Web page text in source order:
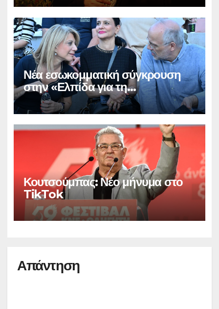
Νέα εσωκομματική σύγκρουση
στην «Ελπίδα για τη
Δημοκρατία»
Κουτσούμπας: Νέο μήνυμα στο
TikTok
Απάντηση